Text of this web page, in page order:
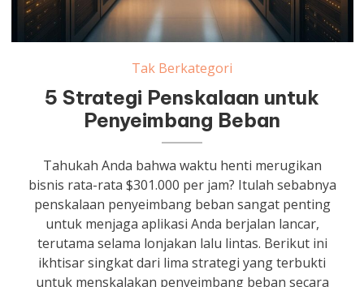
Tak Berkategori
5 Strategi Penskalaan untuk
Penyeimbang Beban
Tahukah Anda bahwa waktu henti merugikan
bisnis rata-rata $301.000 per jam? Itulah sebabnya
penskalaan penyeimbang beban sangat penting
untuk menjaga aplikasi Anda berjalan lancar,
terutama selama lonjakan lalu lintas. Berikut ini
ikhtisar singkat dari lima strategi yang terbukti
untuk menskalakan penyeimbang beban secara